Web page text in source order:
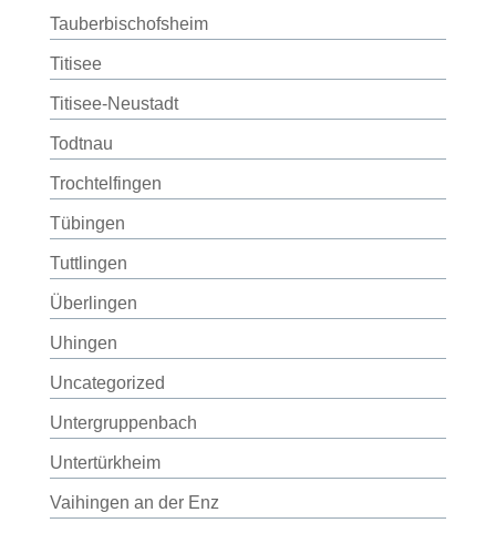
Tauberbischofsheim
Titisee
Titisee-Neustadt
Todtnau
Trochtelfingen
Tübingen
Tuttlingen
Überlingen
Uhingen
Uncategorized
Untergruppenbach
Untertürkheim
Vaihingen an der Enz